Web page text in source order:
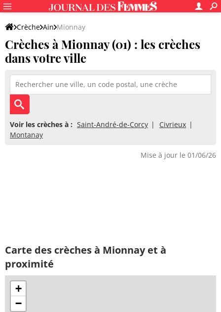
Crèche Ain Mionnay
Crèches à Mionnay (01) : les crèches
dans votre ville
Voir les crèches à : Saint-André-de-Corcy
Civrieux
Montanay
Mise à jour le 01/06/26
Carte des crèches à Mionnay et à
proximité
+
−